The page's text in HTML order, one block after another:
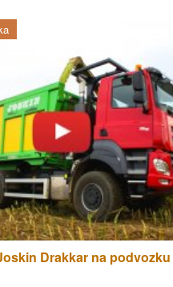
Drakkar na podvozku